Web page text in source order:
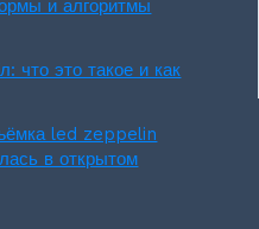
и алгоритмы
что это такое и как
led zeppelin
в открытом